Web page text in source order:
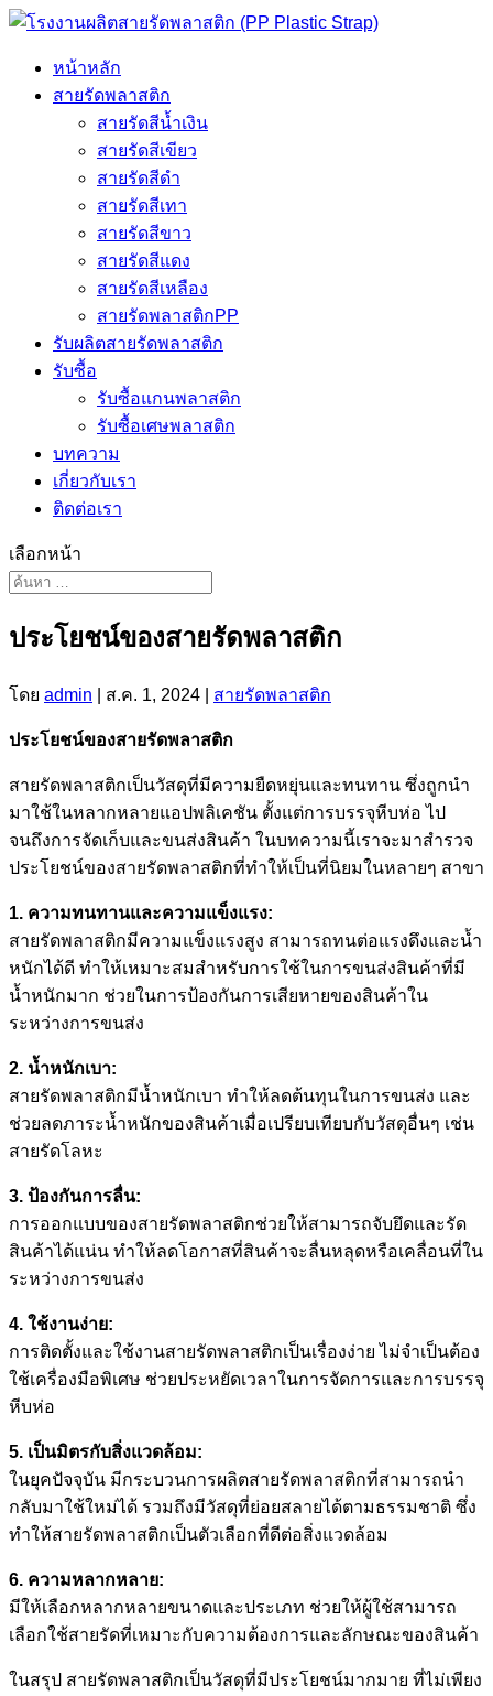
หน้าหลัก
สายรัดพลาสติก
สายรัดสีน้ำเงิน
สายรัดสีเขียว
สายรัดสีดำ
สายรัดสีเทา
สายรัดสีขาว
สายรัดสีแดง
สายรัดสีเหลือง
สายรัดพลาสติกPP
รับผลิตสายรัดพลาสติก
รับซื้อ
รับซื้อแกนพลาสติก
รับซื้อเศษพลาสติก
บทความ
เกี่ยวกับเรา
ติดต่อเรา
เลือกหน้า
ประโยชน์ของสายรัดพลาสติก
โดย admin ส.ค. 1, 2024 สายรัดพลาสติก
ประโยชน์ของสายรัดพลาสติก
สายรัดพลาสติกเป็นวัสดุที่มีความยืดหยุ่นและทนทาน ซึ่งถูกนำ
มาใช้ในหลากหลายแอปพลิเคชัน ตั้งแต่การบรรจุหีบห่อ ไป
จนถึงการจัดเก็บและขนส่งสินค้า ในบทความนี้เราจะมาสำรวจ
ประโยชน์ของสายรัดพลาสติกที่ทำให้เป็นที่นิยมในหลายๆ สาขา
1. ความทนทานและความแข็งแรง:
สายรัดพลาสติกมีความแข็งแรงสูง สามารถทนต่อแรงดึงและน้ำ
หนักได้ดี ทำให้เหมาะสมสำหรับการใช้ในการขนส่งสินค้าที่มี
น้ำหนักมาก ช่วยในการป้องกันการเสียหายของสินค้าใน
ระหว่างการขนส่ง
2. น้ำหนักเบา:
สายรัดพลาสติกมีน้ำหนักเบา ทำให้ลดต้นทุนในการขนส่ง และ
ช่วยลดภาระน้ำหนักของสินค้าเมื่อเปรียบเทียบกับวัสดุอื่นๆ เช่น
สายรัดโลหะ
3. ป้องกันการลื่น:
การออกแบบของสายรัดพลาสติกช่วยให้สามารถจับยึดและรัด
สินค้าได้แน่น ทำให้ลดโอกาสที่สินค้าจะลื่นหลุดหรือเคลื่อนที่ใน
ระหว่างการขนส่ง
4. ใช้งานง่าย:
การติดตั้งและใช้งานสายรัดพลาสติกเป็นเรื่องง่าย ไม่จำเป็นต้อง
ใช้เครื่องมือพิเศษ ช่วยประหยัดเวลาในการจัดการและการบรรจุ
หีบห่อ
5. เป็นมิตรกับสิ่งแวดล้อม:
ในยุคปัจจุบัน มีกระบวนการผลิตสายรัดพลาสติกที่สามารถนำ
กลับมาใช้ใหม่ได้ รวมถึงมีวัสดุที่ย่อยสลายได้ตามธรรมชาติ ซึ่ง
ทำให้สายรัดพลาสติกเป็นตัวเลือกที่ดีต่อสิ่งแวดล้อม
6. ความหลากหลาย:
มีให้เลือกหลากหลายขนาดและประเภท ช่วยให้ผู้ใช้สามารถ
เลือกใช้สายรัดที่เหมาะกับความต้องการและลักษณะของสินค้า
ในสรุป สายรัดพลาสติกเป็นวัสดุที่มีประโยชน์มากมาย ที่ไม่เพียง